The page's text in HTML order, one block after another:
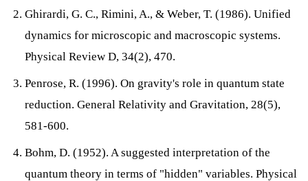
Ghirardi, G. C., Rimini, A., & Weber, T. (1986). Unified
dynamics for microscopic and macroscopic systems.
Physical Review D, 34(2), 470.
Penrose, R. (1996). On gravity's role in quantum state
reduction. General Relativity and Gravitation, 28(5),
581-600.
Bohm, D. (1952). A suggested interpretation of the
quantum theory in terms of "hidden" variables. Physical